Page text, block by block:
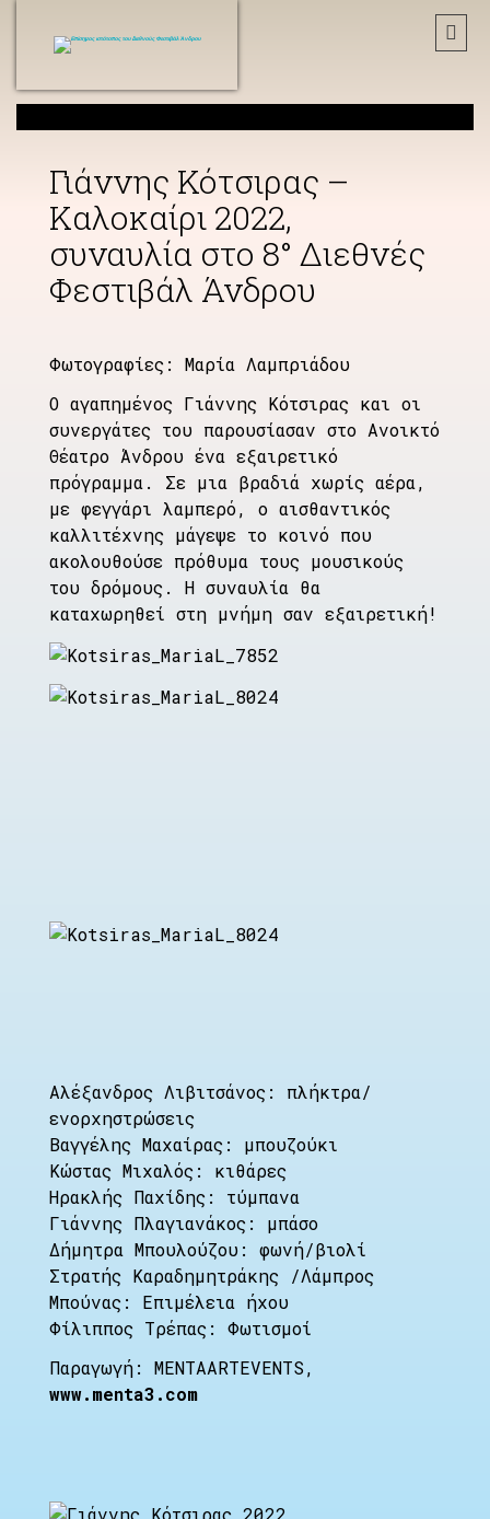
Γιάννης Κότσιρας –
Καλοκαίρι 2022,
συναυλία στο 8° Διεθνές
Φεστιβάλ Άνδρου
Φωτογραφίες: Μαρία Λαμπριάδου
Ο αγαπημένος Γιάννης Κότσιρας και οι
συνεργάτες του παρουσίασαν στο Ανοικτό
Θέατρο Άνδρου ένα εξαιρετικό
πρόγραμμα. Σε μια βραδιά χωρίς αέρα,
με φεγγάρι λαμπερό, ο αισθαντικός
καλλιτέχνης μάγεψε το κοινό που
ακολουθούσε πρόθυμα τους μουσικούς
του δρόμους. Η συναυλία θα
καταχωρηθεί στη μνήμη σαν εξαιρετική!
Αλέξανδρος Λιβιτσάνος: πλήκτρα/
ενορχηστρώσεις
Βαγγέλης Μαχαίρας: μπουζούκι
Κώστας Μιχαλός: κιθάρες
Hρακλής Παχίδης: τύμπανα
Γιάννης Πλαγιανάκος: μπάσο
Δήμητρα Μπουλούζου: φωνή/βιολί
Στρατής Καραδημητράκης /Λάμπρος
Μπούνας: Επιμέλεια ήχου
Φίλιππος Τρέπας: Φωτισμοί
Παραγωγή: MENTAARTEVENTS,
www.menta3.com